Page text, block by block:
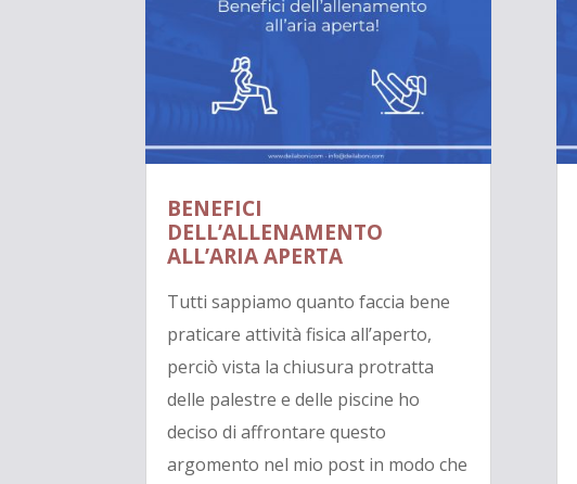
BENEFICI
DELL’ALLENAMENTO
ALL’ARIA APERTA
Tutti sappiamo quanto faccia bene
praticare attività fisica all’aperto,
perciò vista la chiusura protratta
delle palestre e delle piscine ho
deciso di affrontare questo
argomento nel mio post in modo che